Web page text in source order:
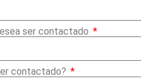
ser contactado
contactado?